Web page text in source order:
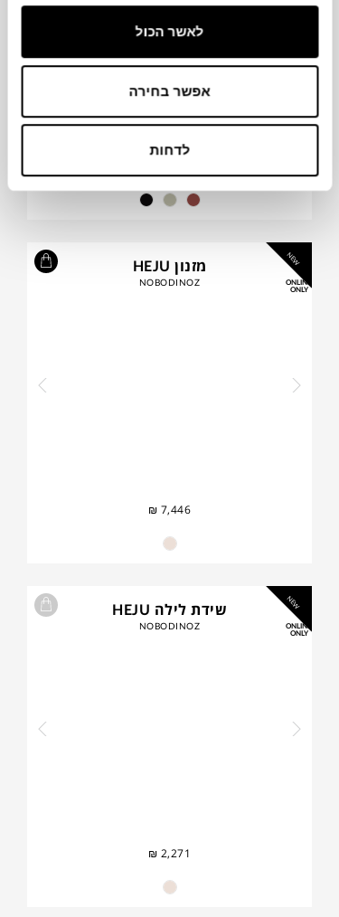
לאשר הכול
אפשר בחירה
לדחות
ONLINE
ONLY
NEW מזנון HEJU
NOBODINOZ
₪ 7,446
ONLINE
ONLY
NEW שידת לילה HEJU
NOBODINOZ
₪ 2,271